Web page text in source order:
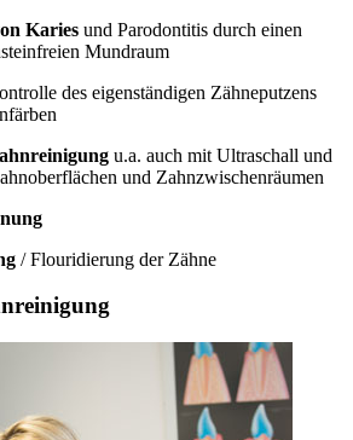
Karies und Parodontitis durch einen
Mundraum
des eigenständigen Zähneputzens
u.a. auch mit Ultraschall und
und Zahnzwischenräumen
/ Flouridierung der Zähne